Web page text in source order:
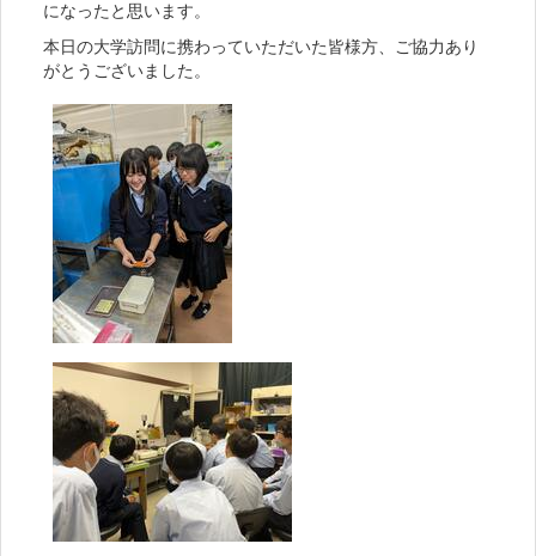
になったと思います。
本日の大学訪問に携わっていただいた皆様方、ご協力あり
がとうございました。